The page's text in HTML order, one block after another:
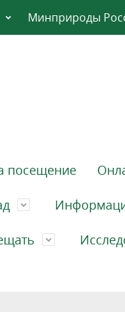
Минприроды
посещение